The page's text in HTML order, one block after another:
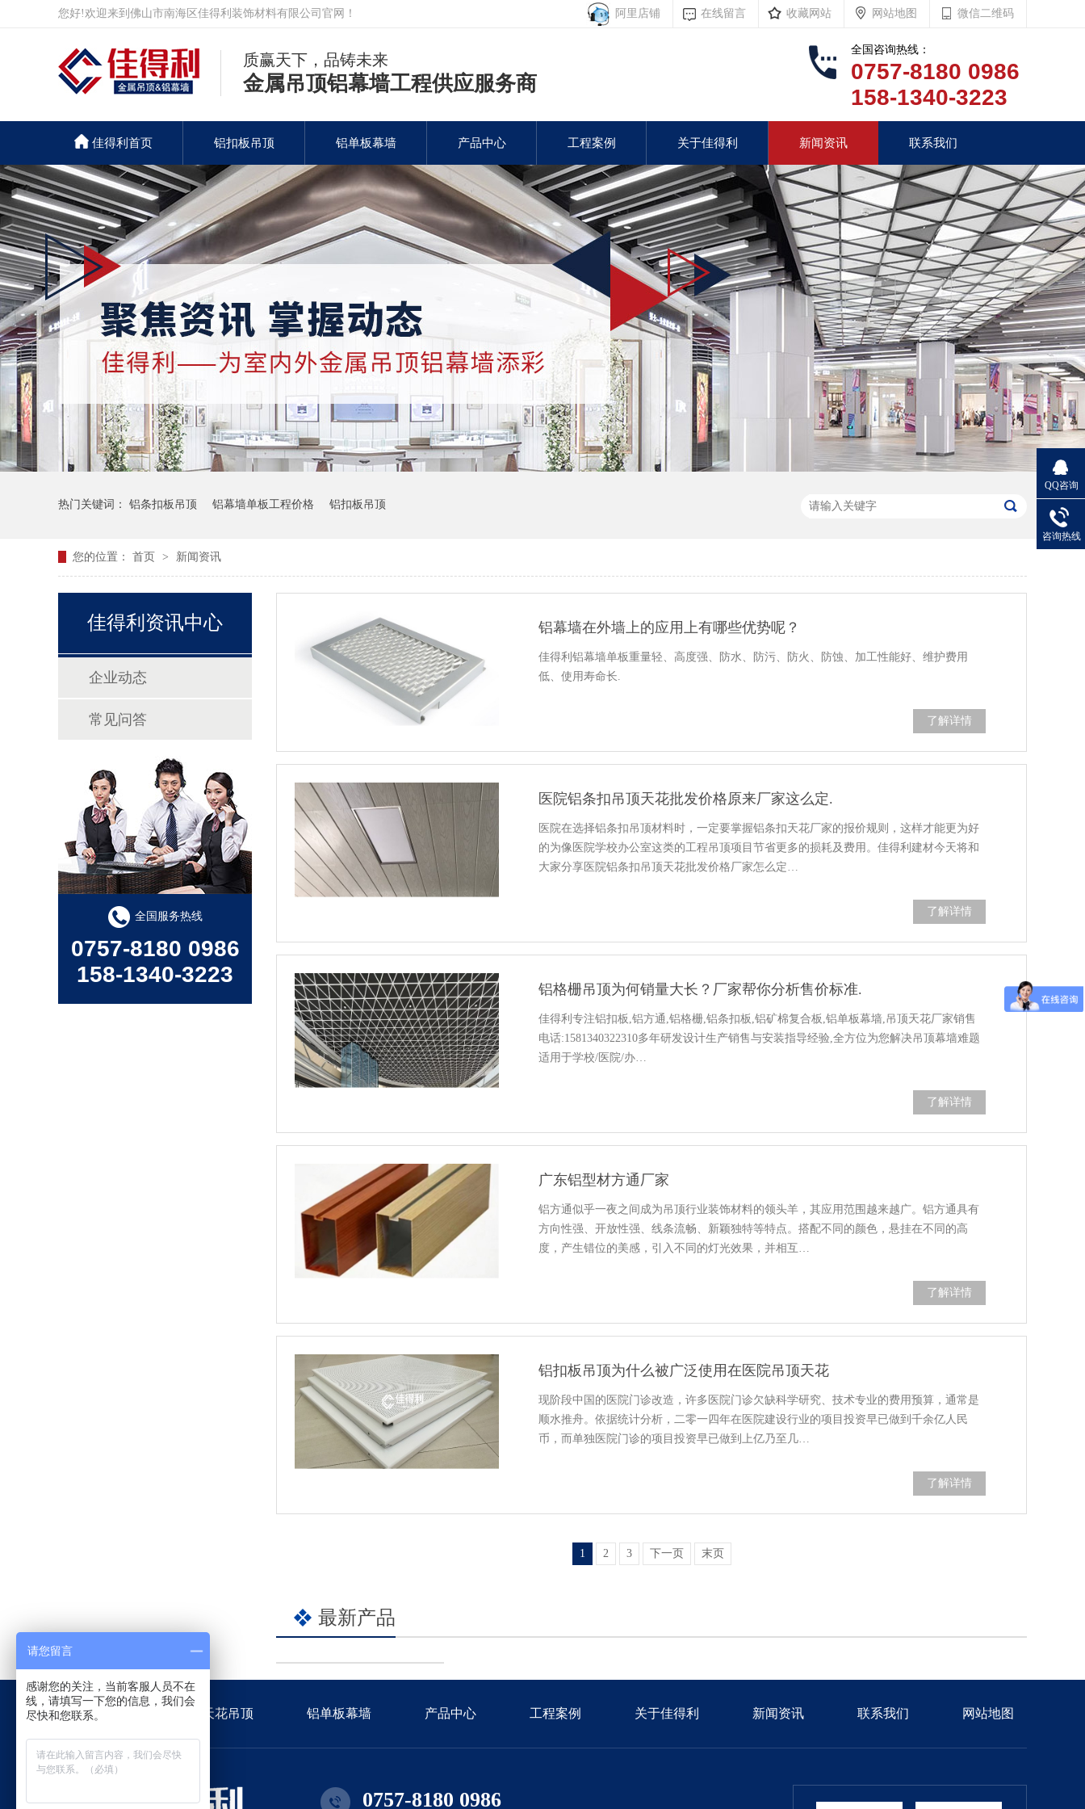
阿里店铺 在线留言 收藏网站 网站地图 微信二维码
您好!欢迎来到佛山市南海区佳得利装饰材料有限公司官网！
质赢天下，品铸未来
金属吊顶铝幕墙工程供应服务商
全国咨询热线：
0757-8180 0986
158-1340-3223
佳得利首页 铝扣板吊顶 铝单板幕墙 产品中心 工程案例 关于佳得利 新闻资讯 联系我们
热门关键词： 铝条扣板吊顶 铝幕墙单板工程价格 铝扣板吊顶
您的位置： 首页 > 新闻资讯
铝幕墙在外墙上的应用上有哪些优势呢？
佳得利铝幕墙单板重量轻、高度强、防水、防污、防火、防蚀、加工性能好、维护费用
低、使用寿命长.
了解详情
医院铝条扣吊顶天花批发价格原来厂家这么定.
医院在选择铝条扣吊顶材料时，一定要掌握铝条扣天花厂家的报价规则，这样才能更为好
的为像医院学校办公室这类的工程吊顶项目节省更多的损耗及费用。佳得利建材今天将和
大家分享医院铝条扣吊顶天花批发价格厂家怎么定…
了解详情
铝格栅吊顶为何销量大长？厂家帮你分析售价标准.
佳得利专注铝扣板,铝方通,铝格栅,铝条扣板,铝矿棉复合板,铝单板幕墙,吊顶天花厂家销售
电话:1581340322310多年研发设计生产销售与安装指导经验,全方位为您解决吊顶幕墙难题
适用于学校/医院/办…
了解详情
广东铝型材方通厂家
铝方通似乎一夜之间成为吊顶行业装饰材料的领头羊，其应用范围越来越广。铝方通具有
方向性强、开放性强、线条流畅、新颖独特等特点。搭配不同的颜色，悬挂在不同的高
度，产生错位的美感，引入不同的灯光效果，并相互…
了解详情
铝扣板吊顶为什么被广泛使用在医院吊顶天花
现阶段中国的医院门诊改造，许多医院门诊欠缺科学研究、技术专业的费用预算，通常是
顺水推舟。依据统计分析，二零一四年在医院建设行业的项目投资早已做到千余亿人民
币，而单独医院门诊的项目投资早已做到上亿乃至几…
了解详情
1 2 3 下一页 末页
最新产品
佳得利资讯中心
企业动态
常见问答
全国服务热线
0757-8180 0986
158-1340-3223
佳得利首页 金属天花吊顶 铝单板幕墙 产品中心 工程案例 关于佳得利 新闻资讯 联系我们 网站地图
0757-8180 0986
QQ咨询
咨询热线
请您留言
感谢您的关注，当前客服人员不在
线，请填写一下您的信息，我们会
尽快和您联系。